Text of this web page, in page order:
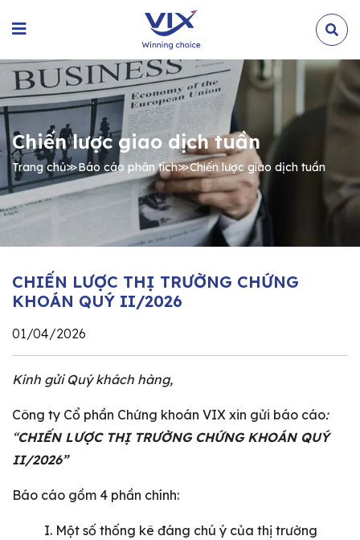
Chiến lược giao dịch tuần
Trang chủ≫Báo cáo phân tích≫Chiến lược giao dịch tuần
CHIẾN LƯỢC THỊ TRƯỜNG CHỨNG
KHOÁN QUÝ II/2026
01/04/2026
Kính gửi Quý khách hàng,
Công ty Cổ phần Chứng khoán VIX xin gửi báo cáo:
“CHIẾN LƯỢC THỊ TRƯỜNG CHỨNG KHOÁN QUÝ
II/2026”
Báo cáo gồm 4 phần chính:
I. Một số thống kê đáng chú ý của thị trường